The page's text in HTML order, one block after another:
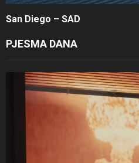
San Diego – SAD
PJESMA DANA